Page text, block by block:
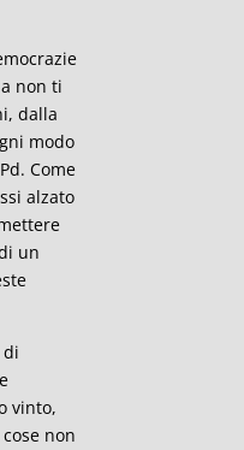
non ti
dalla
modo
Come
alzato
un
di
vinto,
non